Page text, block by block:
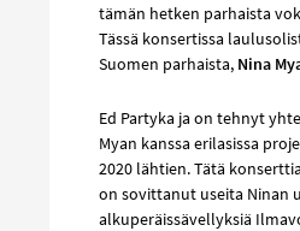
tämän hetken parhaista
Tässä konsertissa
Suomen parhaista, Nina
Ed Partyka ja on tehnyt
Myan kanssa erilasissa
2020 lähtien. Tätä
on sovittanut useita Ninan
alkuperäissävellyksiä